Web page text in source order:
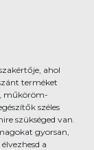
ahol
terméket
műköröm-
széles
szükséged van.
gyorsan,
a